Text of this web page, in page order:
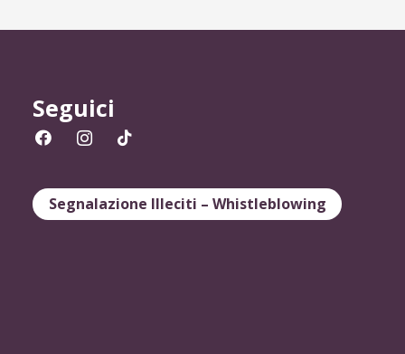
Seguici
Segnalazione Illeciti – Whistleblowing